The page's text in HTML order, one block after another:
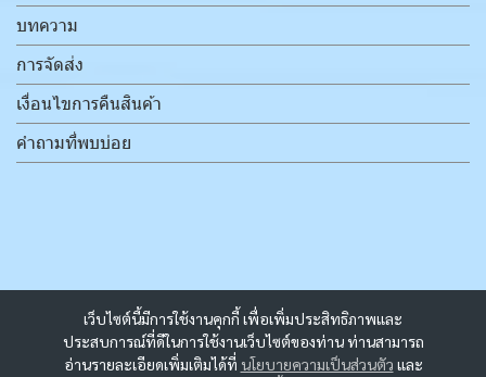
เว็บไซต์นี้มีการใช้งานคุกกี้ เพื่อเพิ่มประสิทธิภาพและ
ประสบการณ์ที่ดีในการใช้งานเว็บไซต์ของท่าน ท่านสามารถ
อ่านรายละเอียดเพิ่มเติมได้ที่ นโยบายความเป็นส่วนตัว และ
บทความ
การจัดส่ง
เงื่อนไขการคืนสินค้า
คำถามที่พบบ่อย